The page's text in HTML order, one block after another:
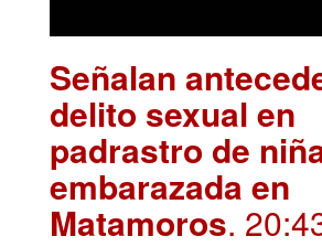
Señalan
delito sexual en
padrastro de
embarazada en
Matamoros.